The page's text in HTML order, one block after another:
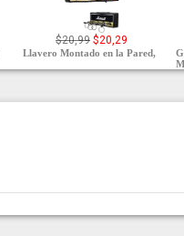
$20,99 $20,29
Llavero Montado en la Pared,